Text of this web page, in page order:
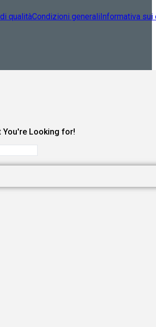
qualitàCondizioni generaliInformativa sui
You're Looking for!